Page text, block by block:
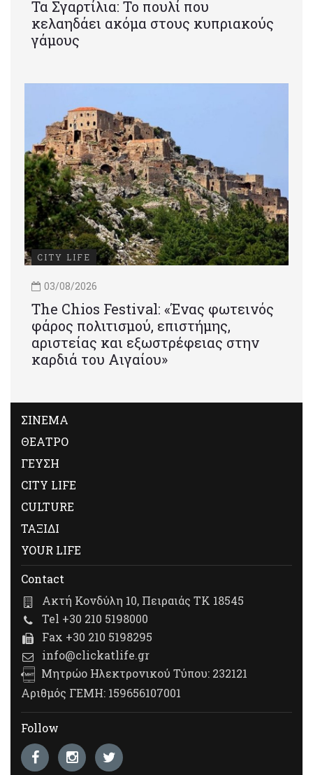
Τα Σγαρτίλια: Το πουλί που
κελαηδάει ακόμα στους κυπριακούς
γάμους
CITY LIFE
03/08/2026
Τhe Chios Festival: «Ένας φωτεινός
φάρος πολιτισμού, επιστήμης,
αριστείας και εξωστρέφειας στην
καρδιά του Αιγαίου»
ΣΙΝΕΜΑ
ΘΕΑΤΡΟ
ΓΕΥΣΗ
CITY LIFE
CULTURE
ΤΑΞΙΔΙ
YOUR LIFE
Contact
Ακτή Κονδύλη 10, Πειραιάς ΤΚ 18545
Tel +30 210 5198000
Fax +30 210 5198295
info@clickatlife.gr
Μητρώο Ηλεκτρονικού Τύπου: 232121
Αριθμός ΓΕΜΗ: 159656107001
Follow